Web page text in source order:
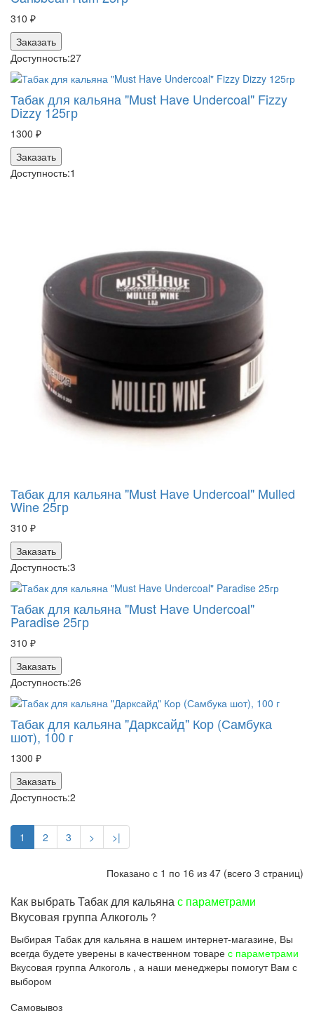
310 ₽
Заказать
Доступность:27
Табак для кальяна "Must Have Undercoal" Fizzy
Dizzy 125гр
1300 ₽
Заказать
Доступность:1
Табак для кальяна "Must Have Undercoal" Mulled
Wine 25гр
310 ₽
Заказать
Доступность:3
Табак для кальяна "Must Have Undercoal"
Paradise 25гр
310 ₽
Заказать
Доступность:26
Табак для кальяна "Дарксайд" Кор (Самбука
шот), 100 г
1300 ₽
Заказать
Доступность:2
1 2 3 > >|
Показано с 1 по 16 из 47 (всего 3 страниц)
Как выбрать Табак для кальянас параметрами
Вкусовая группа Алкоголь ?
Выбирая Табак для кальяна в нашем интернет-магазине, Вы
всегда будете уверены в качественном товаре с параметрами
Вкусовая группа Алкоголь , а наши менеджеры помогут Вам с
выбором
Самовывоз